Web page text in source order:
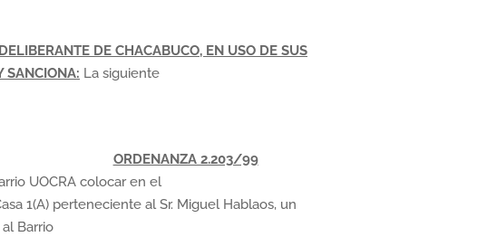
DE CHACABUCO, EN USO DE SUS
SANCIONA: La siguiente
ORDENANZA 2.203/99
UOCRA colocar en el
1(A) perteneciente al Sr. Miguel Hablaos, un
Barrio